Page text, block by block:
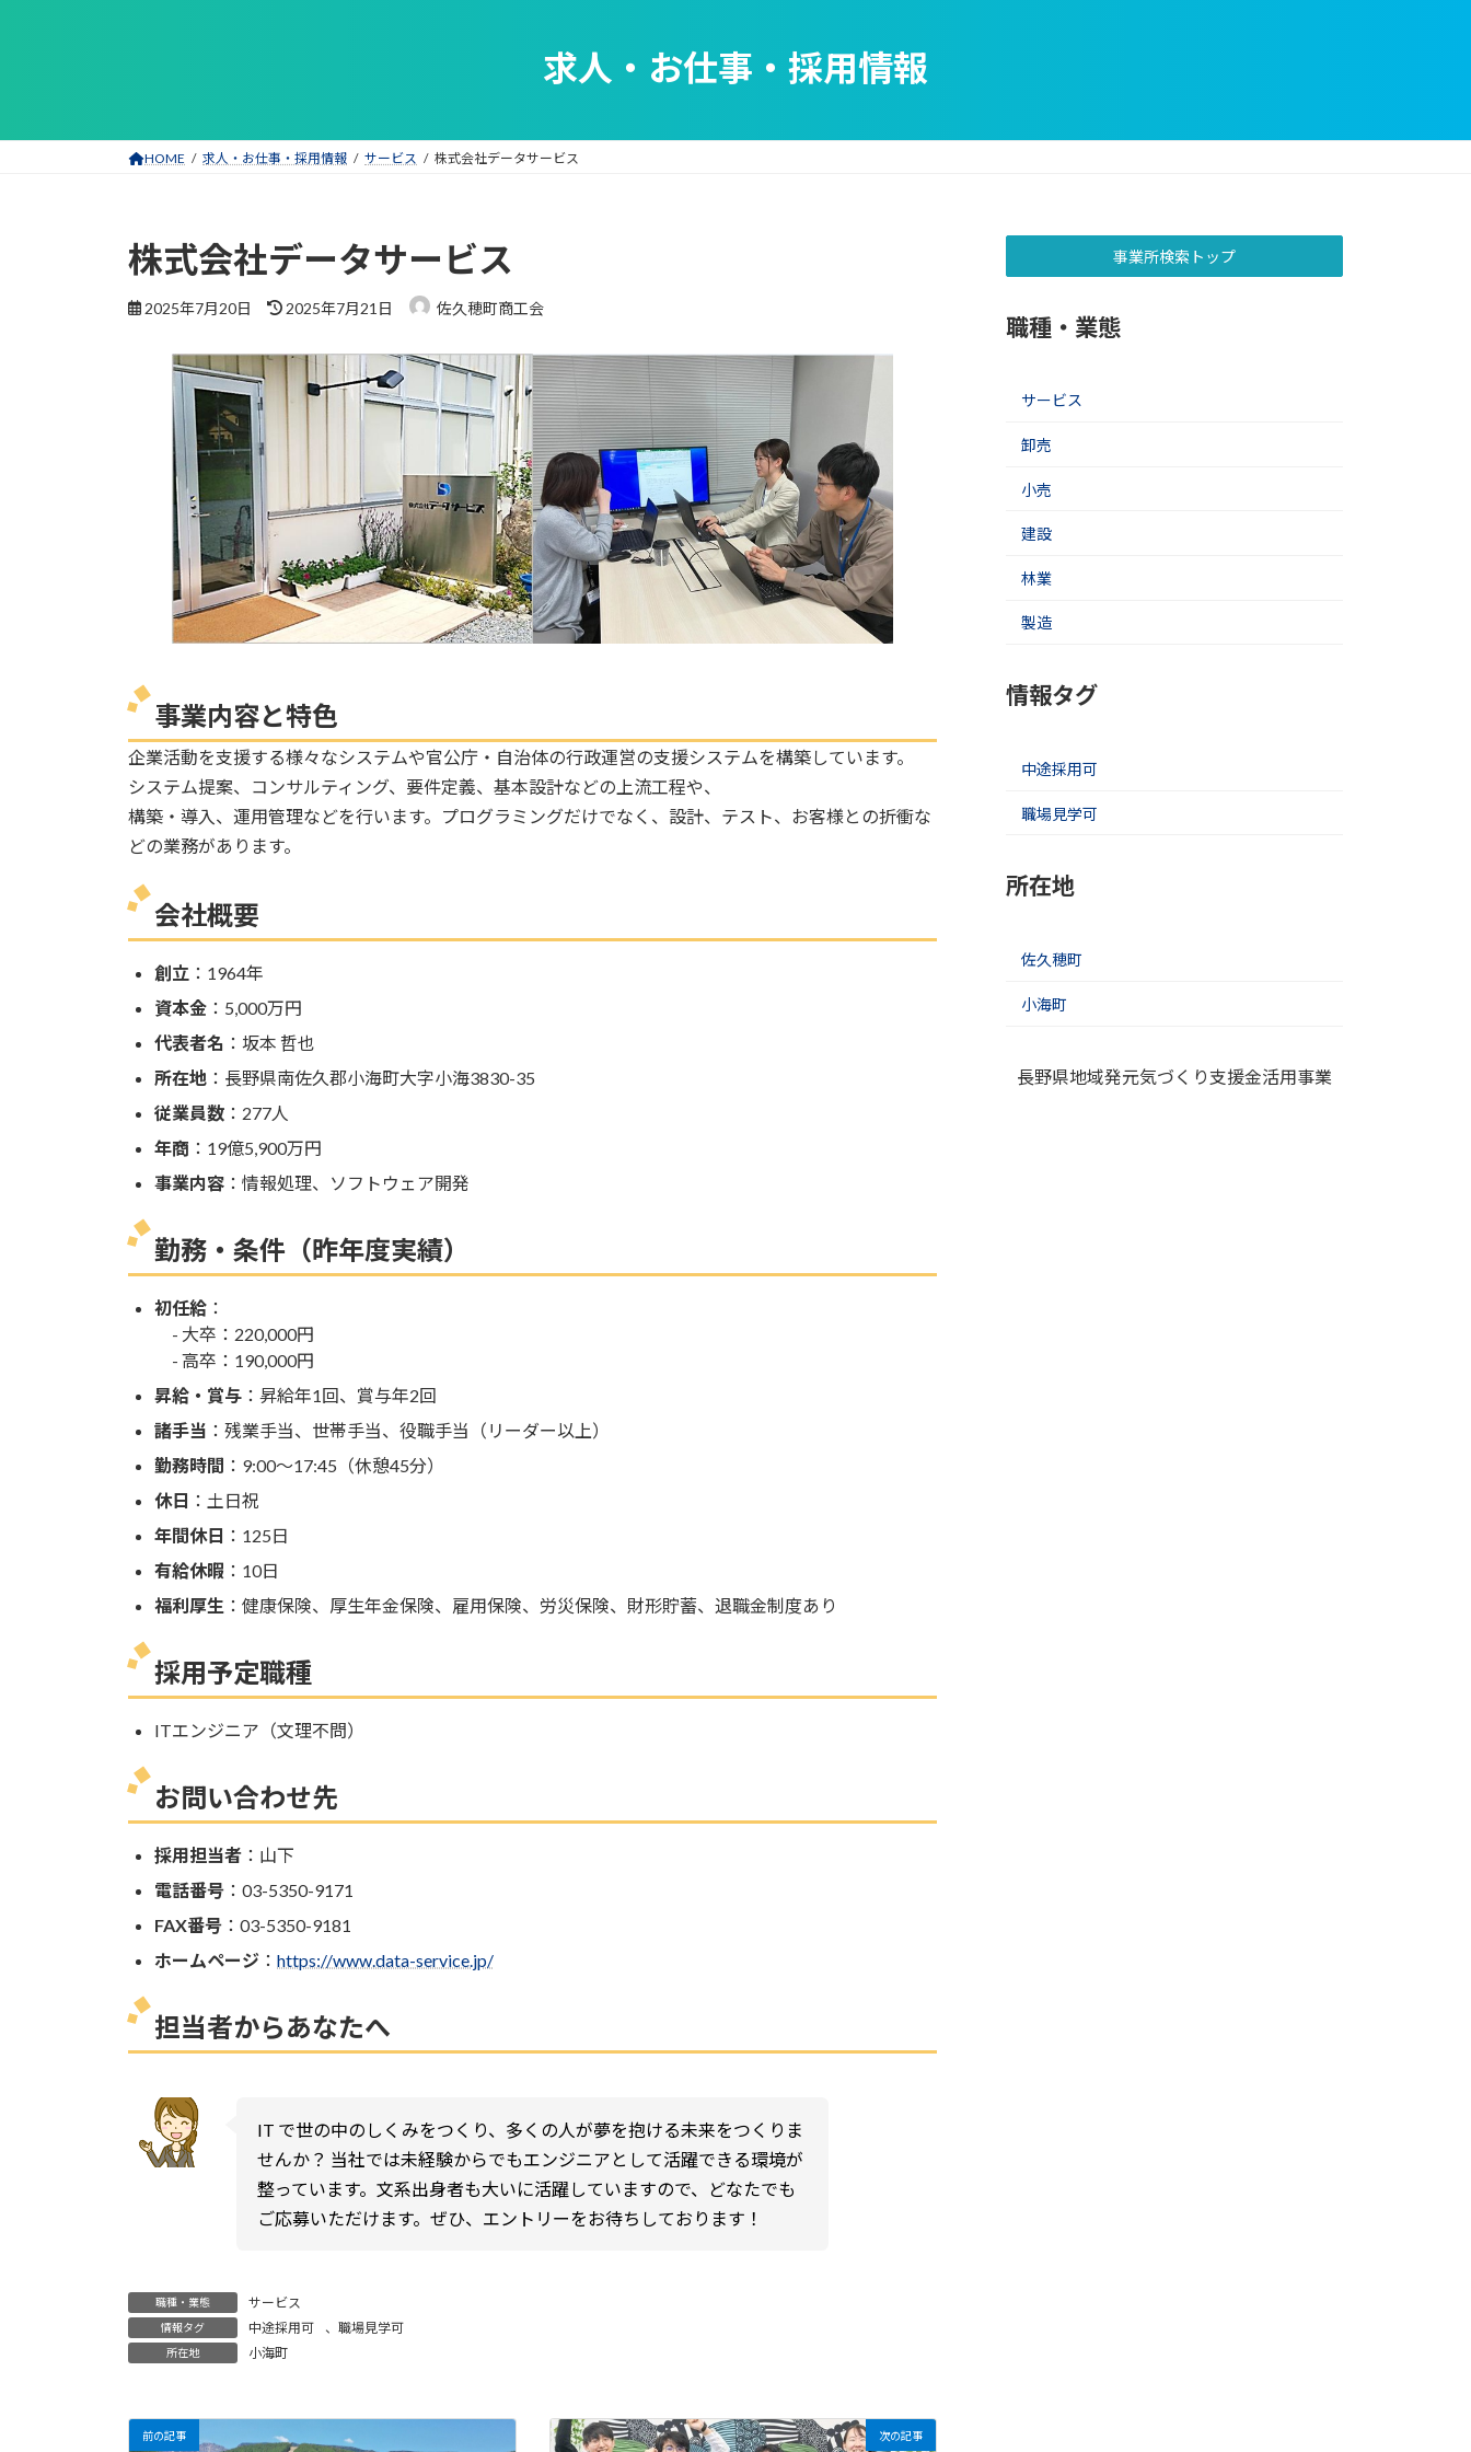
へ
ョ
求人・お仕事・採用情報
HOME 求人・お仕事・採用情報 サービス 株式会社データサービス
株式会社データサービス
2025年7月20日
最
新
時
2025年7月21日 佐久穂町商工会
事業内容と特色
企業活動を支援する様々なシステムや官公庁・自治体の行政運営の支援システムを構築しています。
システム提案、コンサルティング、要件定義、基本設計などの上流工程や、
構築・導入、運用管理などを行います。プログラミングだけでなく、設計、テスト、お客様との折衝な
どの業務があります。
会社概要
創立 ：1964年
資本金 ：5,000万円
代表者名 ：坂本 哲也
所在地 ：長野県南佐久郡小海町大字小海3830-35
従業員数 ：277人
年商 ：19億5,900万円
事業内容 ：情報処理、ソフトウェア開発
勤務・条件（昨年度実績）
初任給 ：
- 大卒：220,000円
- 高卒：190,000円
昇給・賞与 ：昇給年1回、賞与年2回
諸手当 ：残業手当、世帯手当、役職手当（リーダー以上）
勤務時間 ：9:00～17:45（休憩45分）
休日 ：土日祝
年間休日 ：125日
有給休暇 ：10日
福利厚生 ：健康保険、厚生年金保険、雇用保険、労災保険、財形貯蓄、退職金制度あり
採用予定職種
ITエンジニア（文理不問）
お問い合わせ先
採用担当者 ：山下
電話番号 ：03-5350-9171
FAX番号 ：03-5350-9181
ホームページ ： https://www.data-service.jp/
担当者からあなたへ
IT で世の中のしくみをつくり、多くの人が夢を抱ける未来をつくりま
せんか？ 当社では未経験からでもエンジニアとして活躍できる環境が
整っています。文系出身者も大いに活躍していますので、どなたでも
ご応募いただけます。ぜひ、エントリーをお待ちしております！
職種・業態 サービス
情報タグ 中途採用可 、 職場見学可
所在地 小海町
前の記事 次の記事
事業所検索トップ
職種・業態
サービス
卸売
小売
建設
林業
製造
情報タグ
中途採用可
職場見学可
所在地
佐久穂町
小海町
長野県地域発元気づくり支援金活用事業